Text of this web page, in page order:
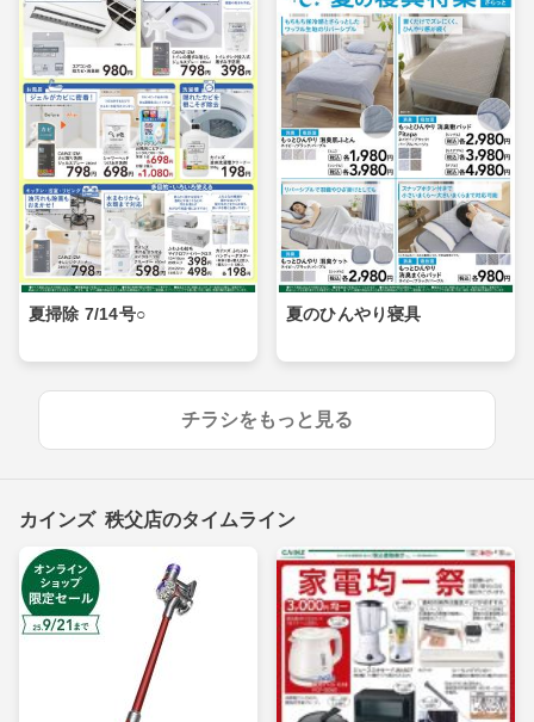
夏掃除 7/14号○ 夏のひんやり寝具
チラシをもっと見る
カインズ 秩父店のタイムライン